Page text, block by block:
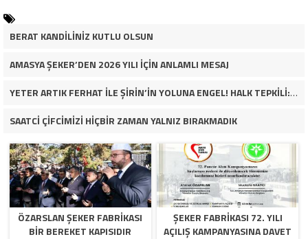
BERAT KANDİLİNİZ KUTLU OLSUN
AMASYA ŞEKER’DEN 2026 YILI İÇİN ANLAMLI MESAJ
YETER ARTIK FERHAT İLE ŞİRİN’İN YOLUNA ENGEL! HALK TEPKİLİ: “YOLU KAPATMAK ÇÖZÜM DEĞİL, GÖREVİNİ YAP!”
SAATCİ ÇİFCİMİZİ HİÇBİR ZAMAN YALNIZ BIRAKMADIK
ÖZARSLAN ŞEKER FABRİKASI
BİR BEREKET KAPISIDIR
ŞEKER FABRİKASI 72. YILI
AÇILIŞ KAMPANYASINA DAVET